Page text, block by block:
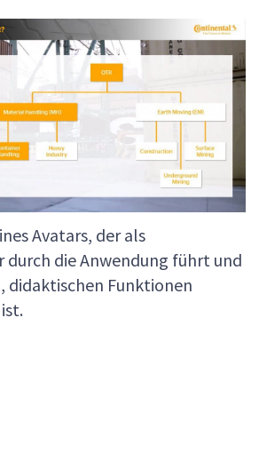
Avatars, der als
durch die Anwendung führt und
didaktischen Funktionen